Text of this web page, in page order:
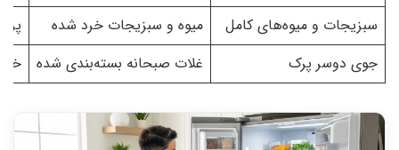
سبزیجات و میوه‌های کامل
میوه و سبزیجات خرد شده
جوی دوسر پرک
غلات صبحانه بسته‌بندی شده